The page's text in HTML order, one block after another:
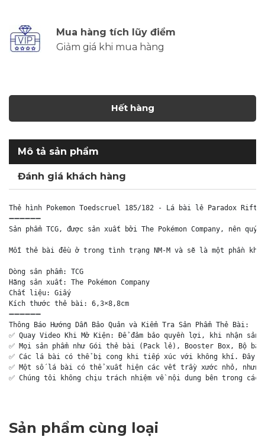
Mua hàng tích lũy điểm
Giảm giá khi mua hàng
Hết hàng
Mô tả sản phẩm
Đánh giá khách hàng
Thẻ hình Pokemon Toedscruel 185/182 - Lá bài lẻ Paradox
➖➖➖➖➖➖
Sản phẩm TCG, được sản xuất bởi The Pokémon Company,
Mỗi thẻ bài đều ở trong tình trạng NM-M và sẽ là một phần
Dòng sản phẩm: TCG
Hãng sản xuất: The Pokémon Company
Chất liệu: Giấy
Kích thước thẻ bài: 6,3×8,8cm
➖➖➖➖➖➖
Thông Báo Hướng Dẫn Bảo Quản và Kiểm Tra Sản Phẩm Thẻ Bài:
✅ Quay Video Khi Mở Kiện: Để đảm bảo quyền lợi, khi nhận
✅ Mọi sản phẩm như Gói thẻ bài (Pack lẻ), Booster Box, Bộ
✅ Các lá bài có thể bị cong khi tiếp xúc với không khí. Đây là
✅ Một số lá bài có thể xuất hiện các vết trầy xước nhỏ,
✅ Chúng tôi không chịu trách nhiệm về nội dung bên trong
Sản phẩm cùng loại